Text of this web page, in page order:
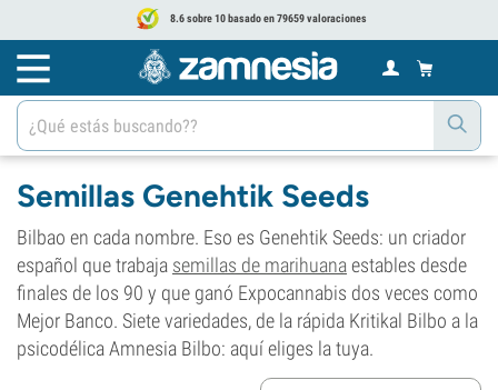
8.6 sobre 10 basado en 79659 valoraciones
Semillas Genehtik Seeds
Bilbao en cada nombre. Eso es Genehtik Seeds: un criador
español que trabaja semillas de marihuanaestables desde
finales de los 90 y que ganó Expocannabis dos veces como
Mejor Banco. Siete variedades, de la rápida Kritikal Bilbo a la
psicodélica Amnesia Bilbo: aquí eliges la tuya.